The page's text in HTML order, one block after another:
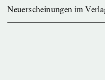
Neuerscheinungen im